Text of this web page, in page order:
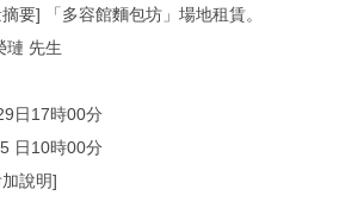
要] 「多容館麵包坊」場地租賃。
璉 先生
日17時00分
日10時00分
說明]